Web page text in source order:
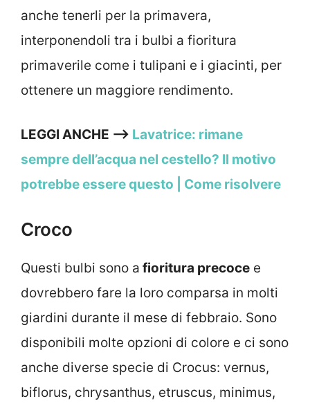
anche tenerli per la primavera,
interponendoli tra i bulbi a fioritura
primaverile come i tulipani e i giacinti, per
ottenere un maggiore rendimento.
LEGGI ANCHE –> Lavatrice: rimane
sempre dell’acqua nel cestello? Il motivo
potrebbe essere questo | Come risolvere
Croco
Questi bulbi sono a fioritura precoce e
dovrebbero fare la loro comparsa in molti
giardini durante il mese di febbraio. Sono
disponibili molte opzioni di colore e ci sono
anche diverse specie di Crocus: vernus,
biflorus, chrysanthus, etruscus, minimus,